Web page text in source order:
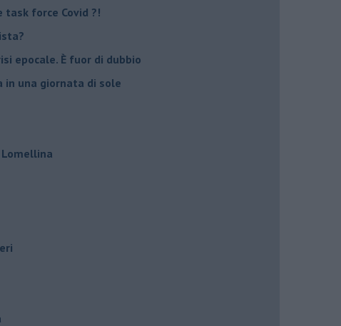
force Covid ?!
epocale. È fuor di dubbio
in una giornata di sole